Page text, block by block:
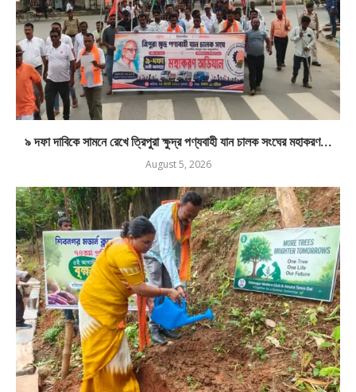
৯ দফা দাবিকে সামনে রেখে ত্রিপুরা ক্ষুদ্র পণ্যবাহী যান চালক সংঘের মহাকরণ...
August 5, 2026